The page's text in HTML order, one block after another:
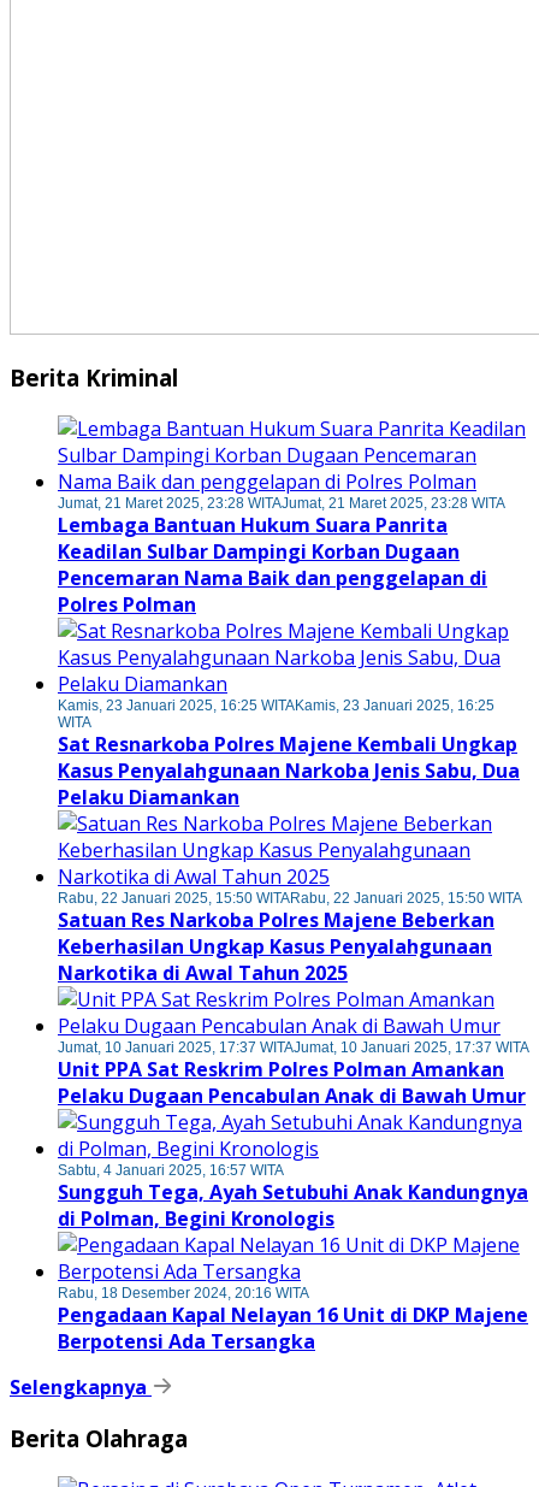
Berita Kriminal
Jumat, 21 Maret 2025, 23:28 WITAJumat, 21 Maret 2025, 23:28 WITA
Lembaga Bantuan Hukum Suara Panrita
Keadilan Sulbar Dampingi Korban Dugaan
Pencemaran Nama Baik dan penggelapan di
Polres Polman
Kamis, 23 Januari 2025, 16:25 WITAKamis, 23 Januari 2025, 16:25
WITA
Sat Resnarkoba Polres Majene Kembali Ungkap
Kasus Penyalahgunaan Narkoba Jenis Sabu, Dua
Pelaku Diamankan
Rabu, 22 Januari 2025, 15:50 WITARabu, 22 Januari 2025, 15:50 WITA
Satuan Res Narkoba Polres Majene Beberkan
Keberhasilan Ungkap Kasus Penyalahgunaan
Narkotika di Awal Tahun 2025
Jumat, 10 Januari 2025, 17:37 WITAJumat, 10 Januari 2025, 17:37 WITA
Unit PPA Sat Reskrim Polres Polman Amankan
Pelaku Dugaan Pencabulan Anak di Bawah Umur
Sabtu, 4 Januari 2025, 16:57 WITA
Sungguh Tega, Ayah Setubuhi Anak Kandungnya
di Polman, Begini Kronologis
Rabu, 18 Desember 2024, 20:16 WITA
Pengadaan Kapal Nelayan 16 Unit di DKP Majene
Berpotensi Ada Tersangka
Selengkapnya
Berita Olahraga